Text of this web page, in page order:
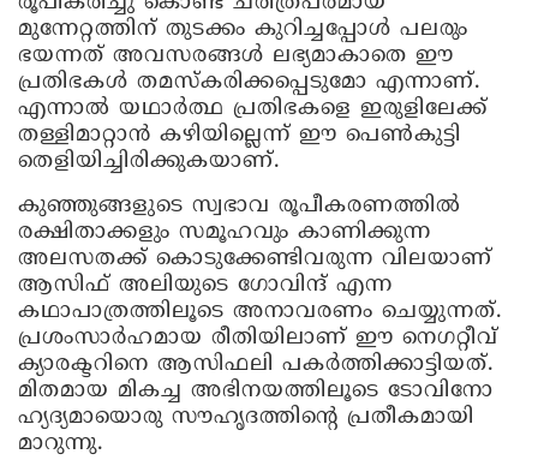
മുന്നേറ്റത്തിന് തുടക്കം കുറിച്ചപ്പോള്‍ പലരും
ഭയന്നത് അവസരങ്ങള്‍ ലഭ്യമാകാതെ ഈ
പ്രതിഭകള്‍ തമസ്‌കരിക്കപ്പെടുമോ എന്നാണ്.
എന്നാല്‍ യഥാര്‍ത്ഥ പ്രതിഭകളെ ഇരുളിലേക്ക്
തള്ളിമാറ്റാന്‍ കഴിയില്ലെന്ന് ഈ പെണ്‍കുട്ടി
തെളിയിച്ചിരിക്കുകയാണ്.
കുഞ്ഞുങ്ങളുടെ സ്വഭാവ രൂപീകരണത്തില്‍
രക്ഷിതാക്കളും സമൂഹവും കാണിക്കുന്ന
അലസതക്ക് കൊടുക്കേണ്ടിവരുന്ന വിലയാണ്
ആസിഫ് അലിയുടെ ഗോവിന്ദ് എന്ന
കഥാപാത്രത്തിലൂടെ അനാവരണം ചെയ്യുന്നത്.
പ്രശംസാര്‍ഹമായ രീതിയിലാണ് ഈ നെഗറ്റീവ്
ക്യാരക്ടറിനെ ആസിഫലി പകര്‍ത്തിക്കാട്ടിയത്.
മിതമായ മികച്ച അഭിനയത്തിലൂടെ ടോവിനോ
ഹ്യദ്യമായൊരു സൗഹൃദത്തിന്റെ പ്രതീകമായി
മാറുന്നു.